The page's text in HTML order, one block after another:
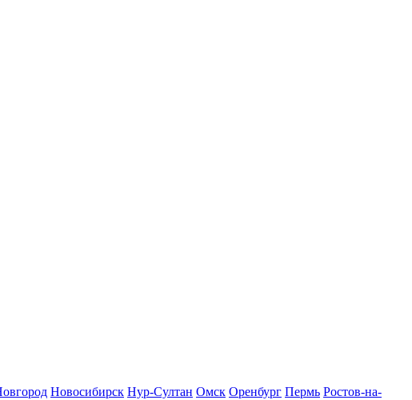
Новосибирск Нур-Султан Омск Оренбург Пермь Ростов-на-